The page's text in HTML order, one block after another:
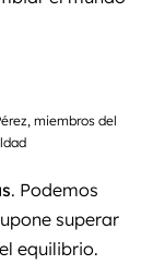
miembros del
. Podemos
superar
equilibrio.